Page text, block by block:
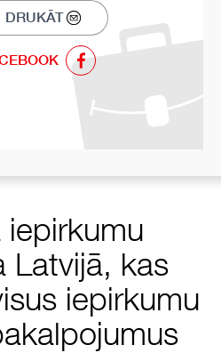
DRUKĀT
iepirkumu
Latvijā, kas
iepirkumu